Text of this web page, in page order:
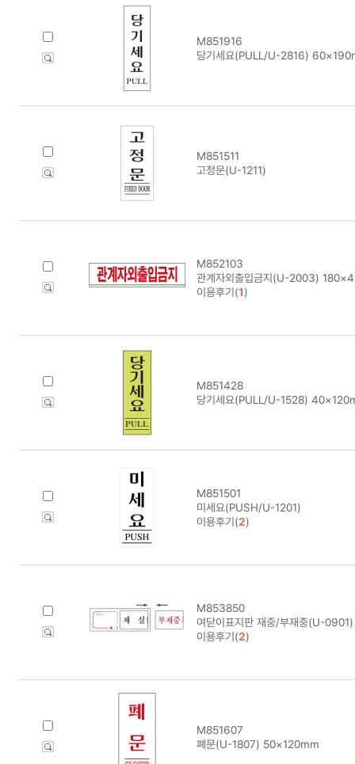
M851916
당기세요(PULL/U-2816)
M851511
고정문(U-1211)
M852103
관계자외출입금지(U-2003)
이용후기(1)
M851428
당기세요(PULL/U-1528)
M851501
미세요(PUSH/U-1201)
이용후기(2)
M853850
여닫이표지판 재중/부재중(U-
이용후기(2)
M851607
폐문(U-1807) 50×120mm